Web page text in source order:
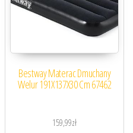
Bestway Materac Dmuchany
Welur 191X137X30 Cm 67462
159,99zł